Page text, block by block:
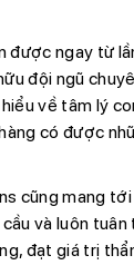
được ngay từ
đội ngũ
về tâm lý
có được
cũng mang
và luôn tuân
đạt giá trị